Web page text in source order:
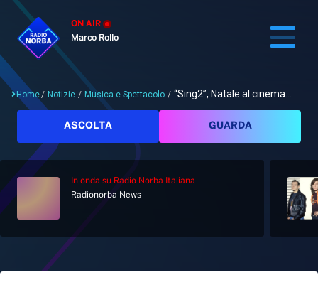
ON AIR
Marco Rollo
Cerca
Palinsesto
Notizie
Home/ Notizie / Musica e Spettacolo / “Sing2”, Natale al cinema...
ASCOLTA GUARDA
In onda su Radio Norba Italiana
Radionorba News